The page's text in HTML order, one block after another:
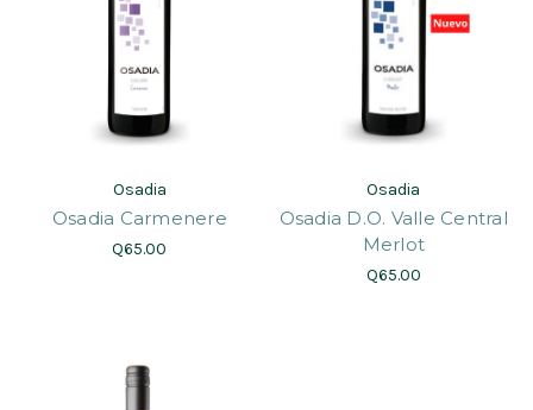
Osadia
Osadia Carmenere
Q65.00
Osadia
Osadia D.O. Valle Central
Merlot
Q65.00